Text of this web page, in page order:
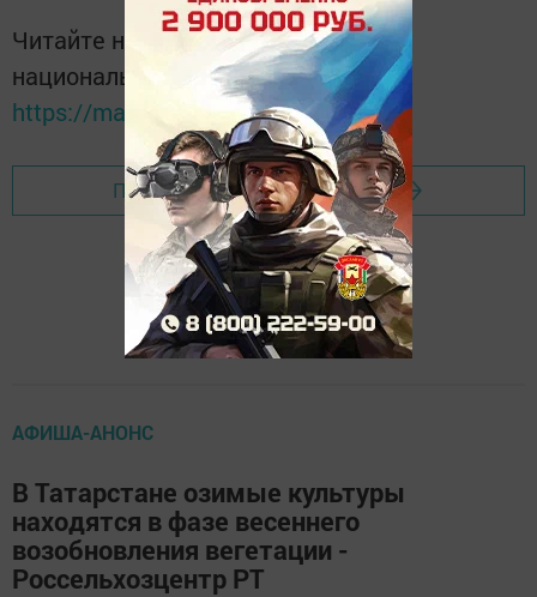
Читайте новости Татарстана в
национальном мессенджере MАХ:
https://max.ru/tatmedia
Перейти на страницу новости
АФИША-АНОНС
В Татарстане озимые культуры
находятся в фазе весеннего
возобновления вегетации -
Россельхозцентр РТ